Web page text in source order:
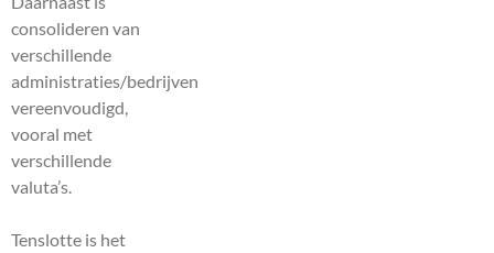
consolideren van
verschillende
administraties/bedrijven
vereenvoudigd,
vooral met
verschillende
valuta’s.
Tenslotte is het